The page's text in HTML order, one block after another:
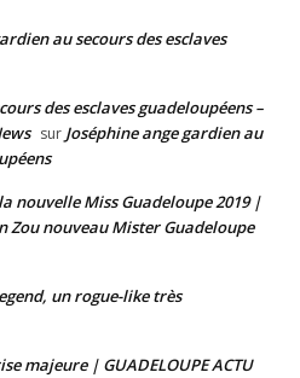
au secours des esclaves
des esclaves guadeloupéens –
sur Joséphine ange gardien au
nouvelle Miss Guadeloupe 2019 |
Zou nouveau Mister Guadeloupe
un rogue-like très
majeure | GUADELOUPE ACTU